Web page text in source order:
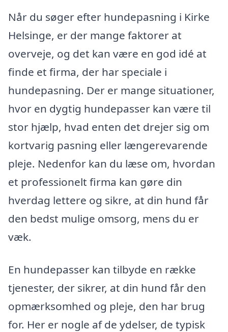
Når du søger efter hundepasning i Kirke
Helsinge, er der mange faktorer at
overveje, og det kan være en god idé at
finde et firma, der har speciale i
hundepasning. Der er mange situationer,
hvor en dygtig hundepasser kan være til
stor hjælp, hvad enten det drejer sig om
kortvarig pasning eller længerevarende
pleje. Nedenfor kan du læse om, hvordan
et professionelt firma kan gøre din
hverdag lettere og sikre, at din hund får
den bedst mulige omsorg, mens du er
væk.
En hundepasser kan tilbyde en række
tjenester, der sikrer, at din hund får den
opmærksomhed og pleje, den har brug
for. Her er nogle af de ydelser, de typisk